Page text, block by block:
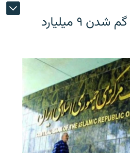
بانک مرکزی ایران گم شدن ۹ میلیارد